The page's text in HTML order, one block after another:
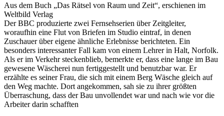
Aus dem Buch „Das Rätsel von Raum und Zeit“, erschienen im
Weltbild Verlag
Der BBC produzierte zwei Fernsehserien über Zeitgleiter,
woraufhin eine Flut von Briefen im Studio eintraf, in denen
Zuschauer über eigene ähnliche Erlebnisse berichteten. Ein
besonders interessanter Fall kam von einem Lehrer in Halt, Norfolk.
Als er im Verkehr steckenblieb, bemerkte er, dass eine lange im Bau
gewesene Wäscherei nun fertiggestellt und benutzbar war. Er
erzählte es seiner Frau, die sich mit einem Berg Wäsche gleich auf
den Weg machte. Dort angekommen, sah sie zu ihrer größten
Überraschung, dass der Bau unvollendet war und nach wie vor die
Arbeiter darin schafften